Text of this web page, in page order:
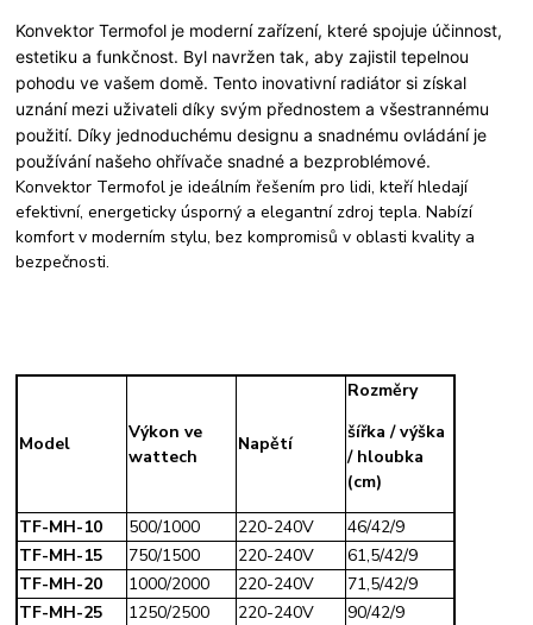
Konvektor Termofol je moderní zařízení, které spojuje účinnost,
estetiku a funkčnost. Byl navržen tak, aby zajistil tepelnou
pohodu ve vašem domě. Tento inovativní radiátor si získal
uznání mezi uživateli díky svým přednostem a všestrannému
použití. Díky jednoduchému designu a snadnému ovládání je
používání našeho ohřívače snadné a bezproblémové.
Konvektor Termofol je ideálním řešením pro lidi, kteří hledají
efektivní, energeticky úsporný a elegantní zdroj tepla. Nabízí
komfort v moderním stylu, bez kompromisů v oblasti kvality a
bezpečnosti.
Model
Výkon ve
wattech
Napětí
Rozměry
šířka / výška
/ hloubka
(cm)
TF-MH-10
500/1000 220-240V
46/42/9
TF-MH-15
750/1500 220-240V
61,5/42/9
TF-MH-20
1000/2000 220-240V
71,5/42/9
TF-MH-25
1250/2500 220-240V 90/42/9